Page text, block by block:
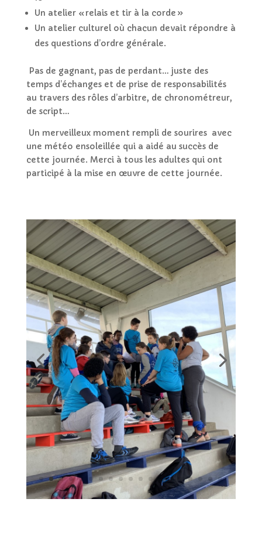
Un atelier « relais et tir à la corde »
Un atelier culturel où chacun devait répondre à
des questions d’ordre générale.
Pas de gagnant, pas de perdant… juste des
temps d’échanges et de prise de responsabilités
au travers des rôles d’arbitre, de chronométreur,
de script…
Un merveilleux moment rempli de sourires avec
une météo ensoleillée qui a aidé au succès de
cette journée. Merci à tous les adultes qui ont
participé à la mise en œuvre de cette journée.